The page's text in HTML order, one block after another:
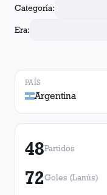
Categoría:
Era:
PAÍS
Argentina
48Partidos
72Goles (Lanús)